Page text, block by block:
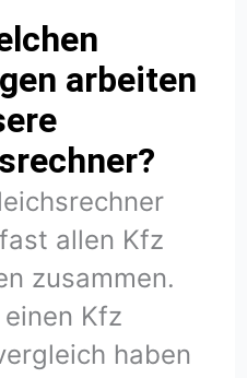
arbeiten
allen Kfz
zusammen.
Kfz
haben